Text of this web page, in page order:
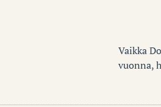
Vaikka
vuonna,